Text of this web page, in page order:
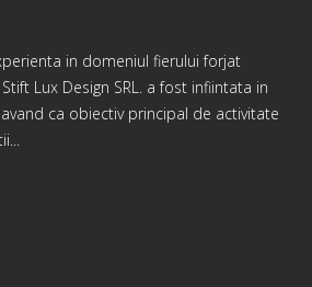
in domeniul fierului forjat
Lux Design SRL. a fost infiintata in
ca obiectiv principal de activitate